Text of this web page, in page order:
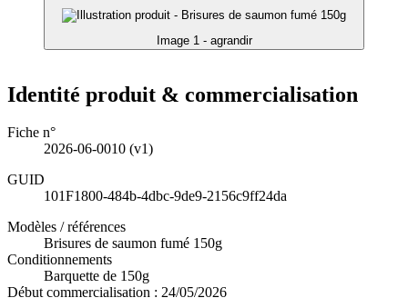
Image 1 - agrandir
Identité produit & commercialisation
Fiche n°
2026-06-0010 (v1)
GUID
101F1800-484b-4dbc-9de9-2156c9ff24da
Modèles / références
Brisures de saumon fumé 150g
Conditionnements
Barquette de 150g
Début commercialisation : 24/05/2026